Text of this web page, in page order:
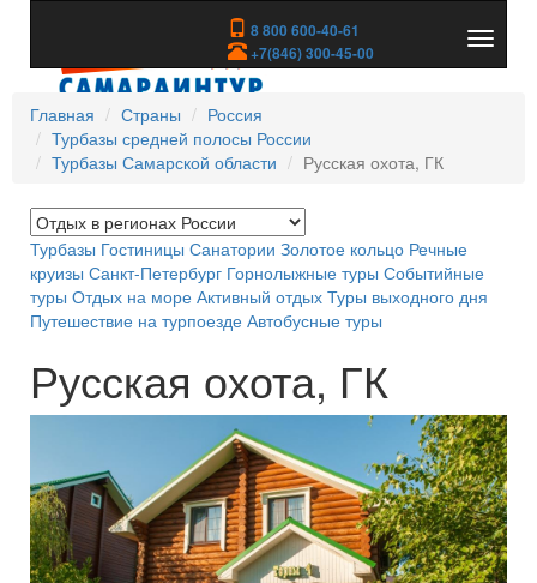
8 800 600-40-61
+7(846) 300-45-00
скрыть
Главная
Страны
Россия
Турбазы средней полосы России
Турбазы Самарской области
Русская охота, ГК
Турбазы Гостиницы Санатории Золотое кольцо Речные
круизы Санкт-Петербург Горнолыжные туры Событийные
туры Отдых на море Активный отдых Туры выходного дня
Путешествие на турпоезде Автобусные туры
Русская охота, ГК